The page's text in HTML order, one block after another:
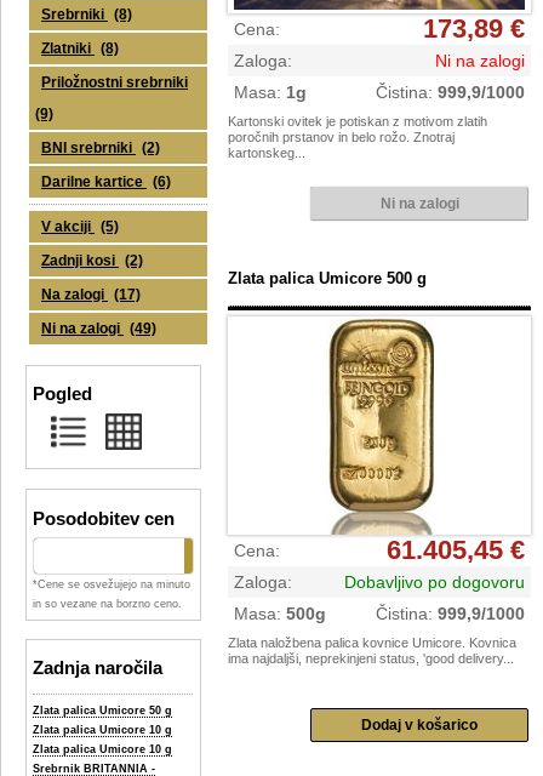
Srebrniki (8)
Zlatniki (8)
Priložnostni srebrniki
(9)
BNI srebrniki (2)
Darilne kartice (6)
V akciji (5)
Zadnji kosi (2)
Na zalogi (17)
Ni na zalogi (49)
Pogled
Posodobitev cen
*Cene se osvežujejo na minuto
in so vezane na borzno ceno.
Zadnja naročila
Zlata palica Umicore 50 g
Zlata palica Umicore 10 g
Zlata palica Umicore 10 g
Srebrnik BRITANNIA -
Cena: 173,89 €
Zaloga:
Ni na zalogi
Masa: 1g Čistina: 999,9/1000
Kartonski ovitek je potiskan z motivom zlatih
poročnih prstanov in belo rožo. Znotraj
kartonskeg...
Zlata palica Umicore 500 g
Cena: 61.405,45 €
Zaloga:
Dobavljivo po dogovoru
Masa: 500g Čistina: 999,9/1000
Zlata naložbena palica kovnice Umicore. Kovnica
ima najdaljši, neprekinjeni status, 'good delivery...